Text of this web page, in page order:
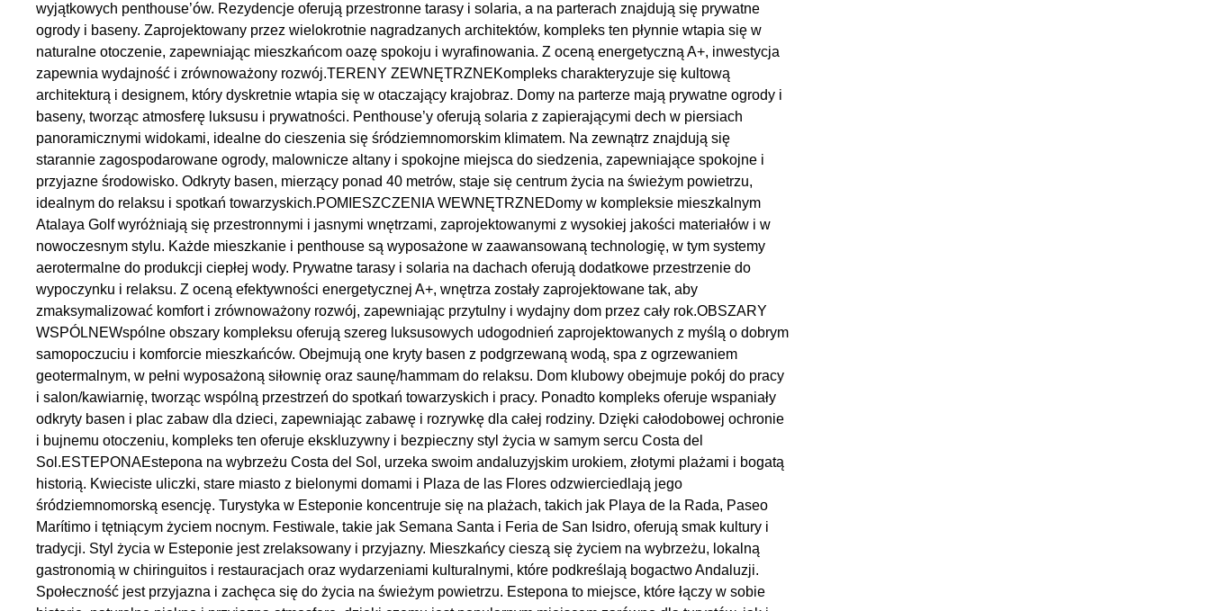
wyjątkowych penthouse’ów. Rezydencje oferują przestronne tarasy i solaria, a na parterach znajdują się prywatne
ogrody i baseny. Zaprojektowany przez wielokrotnie nagradzanych architektów, kompleks ten płynnie wtapia się w
naturalne otoczenie, zapewniając mieszkańcom oazę spokoju i wyrafinowania. Z oceną energetyczną A+, inwestycja
zapewnia wydajność i zrównoważony rozwój.TERENY ZEWNĘTRZNEKompleks charakteryzuje się kultową
architekturą i designem, który dyskretnie wtapia się w otaczający krajobraz. Domy na parterze mają prywatne ogrody i
baseny, tworząc atmosferę luksusu i prywatności. Penthouse’y oferują solaria z zapierającymi dech w piersiach
panoramicznymi widokami, idealne do cieszenia się śródziemnomorskim klimatem. Na zewnątrz znajdują się
starannie zagospodarowane ogrody, malownicze altany i spokojne miejsca do siedzenia, zapewniające spokojne i
przyjazne środowisko. Odkryty basen, mierzący ponad 40 metrów, staje się centrum życia na świeżym powietrzu,
idealnym do relaksu i spotkań towarzyskich.POMIESZCZENIA WEWNĘTRZNEDomy w kompleksie mieszkalnym
Atalaya Golf wyróżniają się przestronnymi i jasnymi wnętrzami, zaprojektowanymi z wysokiej jakości materiałów i w
nowoczesnym stylu. Każde mieszkanie i penthouse są wyposażone w zaawansowaną technologię, w tym systemy
aerotermalne do produkcji ciepłej wody. Prywatne tarasy i solaria na dachach oferują dodatkowe przestrzenie do
wypoczynku i relaksu. Z oceną efektywności energetycznej A+, wnętrza zostały zaprojektowane tak, aby
zmaksymalizować komfort i zrównoważony rozwój, zapewniając przytulny i wydajny dom przez cały rok.OBSZARY
WSPÓLNEWspólne obszary kompleksu oferują szereg luksusowych udogodnień zaprojektowanych z myślą o dobrym
samopoczuciu i komforcie mieszkańców. Obejmują one kryty basen z podgrzewaną wodą, spa z ogrzewaniem
geotermalnym, w pełni wyposażoną siłownię oraz saunę/hammam do relaksu. Dom klubowy obejmuje pokój do pracy
i salon/kawiarnię, tworząc wspólną przestrzeń do spotkań towarzyskich i pracy. Ponadto kompleks oferuje wspaniały
odkryty basen i plac zabaw dla dzieci, zapewniając zabawę i rozrywkę dla całej rodziny. Dzięki całodobowej ochronie
i bujnemu otoczeniu, kompleks ten oferuje ekskluzywny i bezpieczny styl życia w samym sercu Costa del
Sol.ESTEPONAEstepona na wybrzeżu Costa del Sol, urzeka swoim andaluzyjskim urokiem, złotymi plażami i bogatą
historią. Kwieciste uliczki, stare miasto z bielonymi domami i Plaza de las Flores odzwierciedlają jego
śródziemnomorską esencję. Turystyka w Esteponie koncentruje się na plażach, takich jak Playa de la Rada, Paseo
Marítimo i tętniącym życiem nocnym. Festiwale, takie jak Semana Santa i Feria de San Isidro, oferują smak kultury i
tradycji. Styl życia w Esteponie jest zrelaksowany i przyjazny. Mieszkańcy cieszą się życiem na wybrzeżu, lokalną
gastronomią w chiringuitos i restauracjach oraz wydarzeniami kulturalnymi, które podkreślają bogactwo Andaluzji.
Społeczność jest przyjazna i zachęca się do życia na świeżym powietrzu. Estepona to miejsce, które łączy w sobie